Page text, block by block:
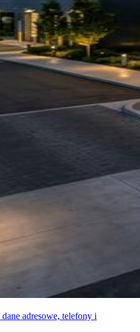
dane adresowe, telefony i